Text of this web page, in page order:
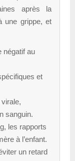
après la
une grippe, et
négatif au
et
sanguin.
les rapports
à l’enfant.
un retard